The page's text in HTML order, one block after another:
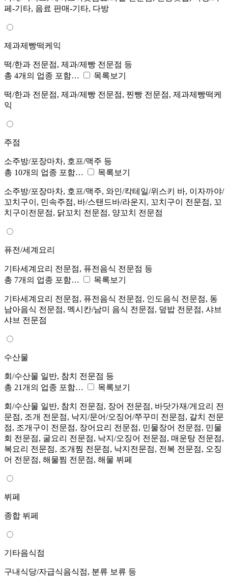
페-기타, 음료 판매-기타, 다방
제과제빵떡케익
떡/한과 전문점, 제과/제빵 전문점 등
총 4개의 업종 포함…
목록보기
떡/한과 전문점, 제과/제빵 전문점, 찐빵 전문점, 제과제빵떡케
익
주점
소주방/포장마차, 호프/맥주 등
총 10개의 업종 포함…
목록보기
소주방/포장마차, 호프/맥주, 와인/칵테일/위스키 바, 이자까야/
꼬치구이, 민속주점, 바/스탠드바/라운지, 꼬치구이 전문점, 꼬
치구이전문점, 닭꼬치 전문점, 양꼬치 전문점
퓨전/세계요리
기타세계요리 전문점, 퓨전음식 전문점 등
총 7개의 업종 포함…
목록보기
기타세계요리 전문점, 퓨전음식 전문점, 인도음식 전문점, 동
남아음식 전문점, 멕시칸/남미 음식 전문점, 덮밥 전문점, 샤브
샤브 전문점
수산물
회/수산물 일반, 참치 전문점 등
총 21개의 업종 포함…
목록보기
회/수산물 일반, 참치 전문점, 장어 전문점, 바닷가재/게요리 전
문점, 조개 전문점, 낙지/문어/오징어/쭈꾸미 전문점, 갈치 전문
점, 조개구이 전문점, 장어요리 전문점, 민물장어 전문점, 민물
회 전문점, 굴요리 전문점, 낙지/오징어 전문점, 매운탕 전문점,
복요리 전문점, 조개찜 전문점, 낙지전문점, 전복 전문점, 오징
어 전문점, 해물찜 전문점, 해물 뷔페
뷔페
종합 뷔페
기타음식점
구내식당/자급식음식점, 분류 보류 등